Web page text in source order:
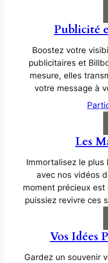
Publicité
Boostez votre
publicitaires et
mesure, elles
votre message à
Les
Immortalisez le plus
avec nos vidéos
moment précieux
puissiez revivre ces
Vos Idées
Gardez un souvenir